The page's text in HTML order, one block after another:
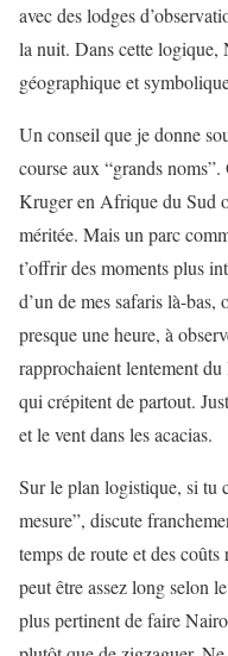
avec des lodges
la nuit. Dans cette logique,
géographique et
Un conseil que je donne
course aux “grands
Kruger en Afrique du Sud
méritée. Mais un parc
t’offrir des moments plus
d’un de mes safaris là-bas,
presque une heure, à
rapprochaient lentement
qui crépitent de partout.
et le vent dans les acacias.
Sur le plan logistique, si tu
mesure”, discute
temps de route et des
peut être assez long selon
plus pertinent de faire